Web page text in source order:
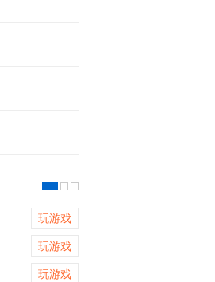
玩游戏
玩游戏
玩游戏